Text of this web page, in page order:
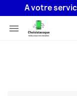
A votre service
